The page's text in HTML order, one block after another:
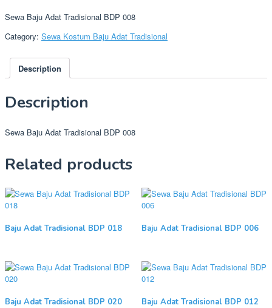
Sewa Baju Adat Tradisional BDP 008
Category: Sewa Kostum Baju Adat Tradisional
Description
Description
Sewa Baju Adat Tradisional BDP 008
Related products
Baju Adat Tradisional BDP 018 Baju Adat Tradisional BDP 006
Baju Adat Tradisional BDP 020 Baju Adat Tradisional BDP 012